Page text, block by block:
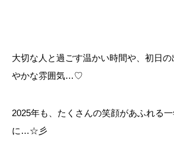
大切な人と過ごす温かい時間や、初日
やかな雰囲気…♡
2025年も、たくさんの笑顔があふれる
に…☆彡